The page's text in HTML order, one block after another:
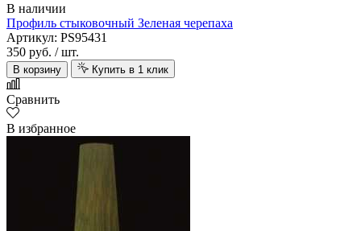
В наличии
Профиль стыковочный Зеленая черепаха
Артикул: PS95431
350 руб. / шт.
В корзину Купить в 1 клик
Сравнить
В избранное